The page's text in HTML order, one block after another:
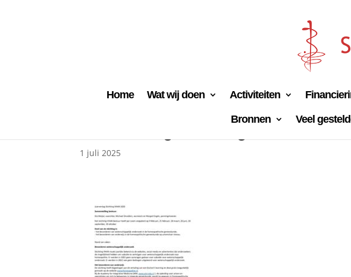
Home Wat wij doen Activiteiten
Bronnen Veel
Jaarverslag Stichting VHAN 2023
1 juli 2025